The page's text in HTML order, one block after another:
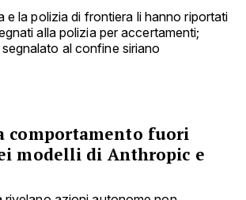
e la polizia di frontiera li hanno riportati
alla polizia per accertamenti;
al confine siriano
comportamento fuori
modelli di Anthropic e